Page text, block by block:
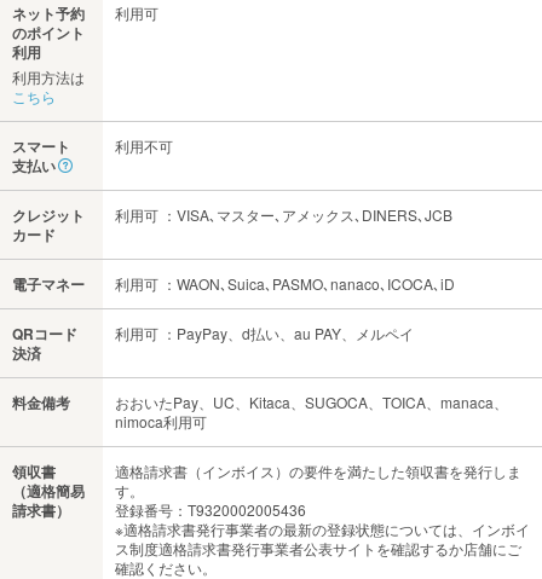
ネット予約
のポイント
利用
利用方法は
こちら
利用可
スマート
支払い
利用不可
クレジット
カード
利用可 ：VISA､マスター､アメックス､DINERS､JCB
電子マネー 利用可 ：WAON､Suica､PASMO､nanaco､ICOCA､iD
QRコード
決済
利用可 ：PayPay、d払い、au PAY、メルペイ
料金備考
おおいたPay、UC、Kitaca、SUGOCA、TOICA、manaca、
nimoca利用可
領収書
（適格簡易
請求書）
適格請求書（インボイス）の要件を満たした領収書を発行しま
す。
登録番号：T9320002005436
※適格請求書発行事業者の最新の登録状態については、インボイ
ス制度適格請求書発行事業者公表サイトを確認するか店舗にご
確認ください。